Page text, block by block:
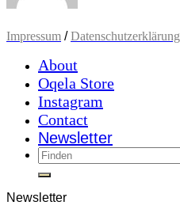
Impressum /Datenschutzerklärung
About
Oqela Store
Instagram
Contact
Newsletter
Newsletter